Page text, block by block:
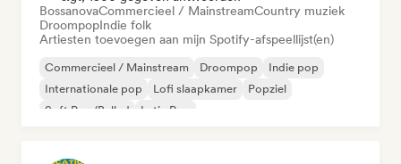
BossanovaCommercieel / MainstreamCountry muziek
DroompopIndie folk
Artiesten toevoegen aan mijn Spotify-afspeellijst(en)
Commercieel / Mainstream Droompop
Indie pop
Internationale pop
Lofi slaapkamer
Popziel
Soft Pop/Ballad
Latin Pop